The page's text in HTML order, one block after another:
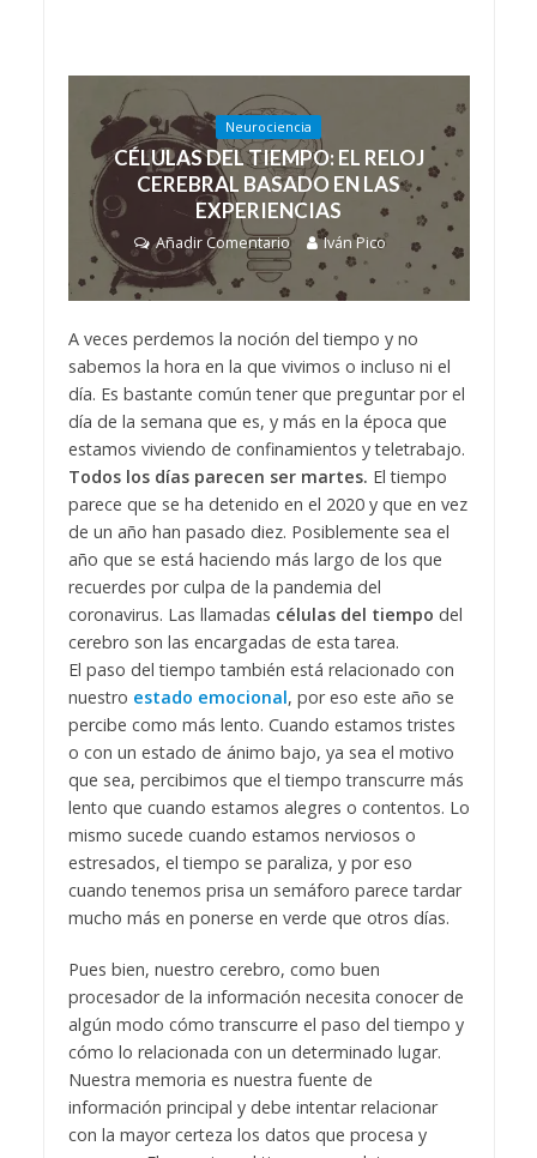
Neurociencia
CÉLULAS DEL TIEMPO: EL RELOJ
CEREBRAL BASADO EN LAS
EXPERIENCIAS
Añadir Comentario Iván Pico
A veces perdemos la noción del tiempo y no
sabemos la hora en la que vivimos o incluso ni el
día. Es bastante común tener que preguntar por el
día de la semana que es, y más en la época que
estamos viviendo de confinamientos y teletrabajo.
Todos los días parecen ser martes. El tiempo
parece que se ha detenido en el 2020 y que en vez
de un año han pasado diez. Posiblemente sea el
año que se está haciendo más largo de los que
recuerdes por culpa de la pandemia del
coronavirus. Las llamadas células del tiempo del
cerebro son las encargadas de esta tarea.
El paso del tiempo también está relacionado con
nuestro estado emocional, por eso este año se
percibe como más lento. Cuando estamos tristes
o con un estado de ánimo bajo, ya sea el motivo
que sea, percibimos que el tiempo transcurre más
lento que cuando estamos alegres o contentos. Lo
mismo sucede cuando estamos nerviosos o
estresados, el tiempo se paraliza, y por eso
cuando tenemos prisa un semáforo parece tardar
mucho más en ponerse en verde que otros días.
Pues bien, nuestro cerebro, como buen
procesador de la información necesita conocer de
algún modo cómo transcurre el paso del tiempo y
cómo lo relacionada con un determinado lugar.
Nuestra memoria es nuestra fuente de
información principal y debe intentar relacionar
con la mayor certeza los datos que procesa y